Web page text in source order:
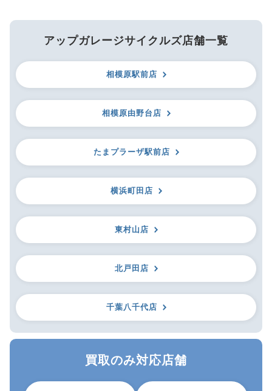
アップガレージサイクルズ店舗一覧
相模原駅前店
相模原由野台店
たまプラーザ駅前店
横浜町田店
東村山店
北戸田店
千葉八千代店
買取のみ対応店舗